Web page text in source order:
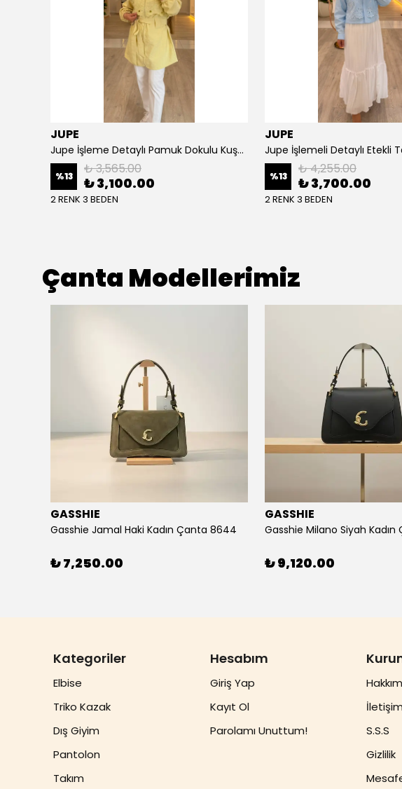
JUPE
Jupe İşleme Detaylı Pamuk Dokulu Kuşaklı Kap 9305
%13 ₺ 3,565.00
₺ 3,100.00
2 RENK 3 BEDEN
JUPE
Jupe İşlemeli Detaylı Etekli
%13 ₺ 4,255.00
₺ 3,700.00
2 RENK 3 BEDEN
Çanta Modellerimiz
GASSHIE
Gasshie Jamal Haki Kadın Çanta 8644
₺ 7,250.00
GASSHIE
Gasshie Milano Siyah
₺ 9,120.00
Kategoriler
Elbise
Triko Kazak
Dış Giyim
Pantolon
Takım
Hesabım
Giriş Yap
Kayıt Ol
Parolamı Unuttum!
İletişim
S.S.S
Gizlilik